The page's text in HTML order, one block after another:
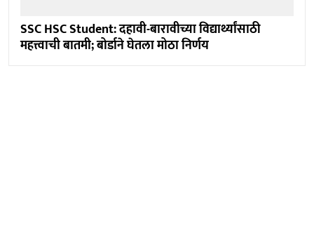
SSC HSC Student: दहावी-बारावीच्या विद्यार्थ्यांसाठी
महत्त्वाची बातमी; बोर्डाने घेतला मोठा निर्णय